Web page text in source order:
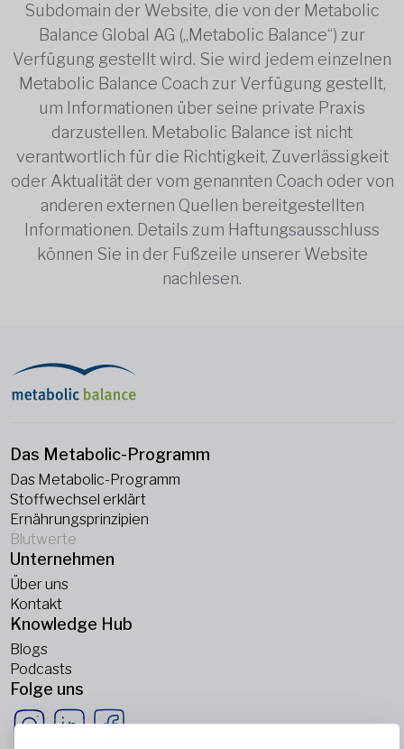
Subdomain der Website, die von der Metabolic
Balance Global AG („Metabolic Balance“) zur
Verfügung gestellt wird. Sie wird jedem einzelnen
Metabolic Balance Coach zur Verfügung gestellt,
um Informationen über seine private Praxis
darzustellen. Metabolic Balance ist nicht
verantwortlich für die Richtigkeit, Zuverlässigkeit
oder Aktualität der vom genannten Coach oder von
anderen externen Quellen bereitgestellten
Informationen. Details zum Haftungsausschluss
können Sie in der Fußzeile unserer Website
nachlesen.
Das Metabolic-Programm
Das Metabolic-Programm
Stoffwechsel erklärt
Ernährungsprinzipien
Blutwerte
Unternehmen
Über uns
Kontakt
Knowledge Hub
Blogs
Podcasts
Folge uns